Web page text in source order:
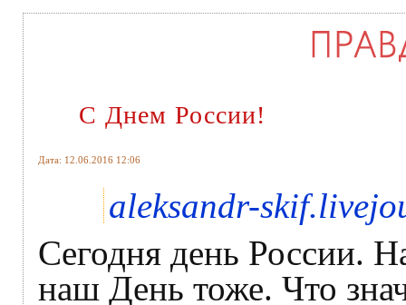
С Днем России!
Дата: 12.06.2016 12:06
aleksandr-
Сегодня день России.
наш День тоже. Что